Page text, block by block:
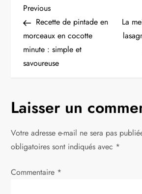
N
a
v
g
a
t
i
Previous
Post
Previous
Recette de pintade en
morceaux en cocotte
minute : simple et
savoureuse
La
Laisser un
Votre adresse e-mail ne sera pas
obligatoires sont indiqués avec *
Commentaire *